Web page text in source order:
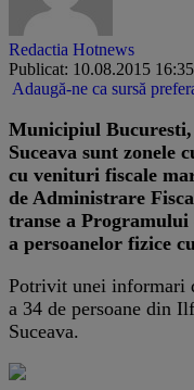
Redactia Hotnews
Publicat: 10.08.2015 16:35
Adaugă-ne ca sursă
Municipiul
Suceava sunt zonele
cu venituri fiscale
de Administrare
transe a
a persoanelor fizice
Potrivit unei informari
a 34 de persoane din
Suceava.